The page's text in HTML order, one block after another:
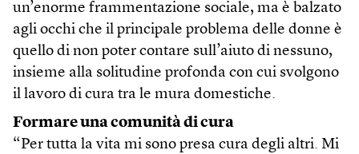
un’enorme frammentazione sociale, ma è balzato
agli occhi che il principale problema delle donne è
quello di non poter contare sull’aiuto di nessuno,
insieme alla solitudine profonda con cui svolgono
il lavoro di cura tra le mura domestiche.
Formare una comunità di cura
“Per tutta la vita mi sono presa cura degli altri. Mi